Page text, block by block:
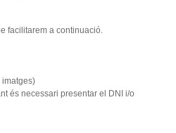
facilitarem a continuació.
és necessari presentar el DNI i/o